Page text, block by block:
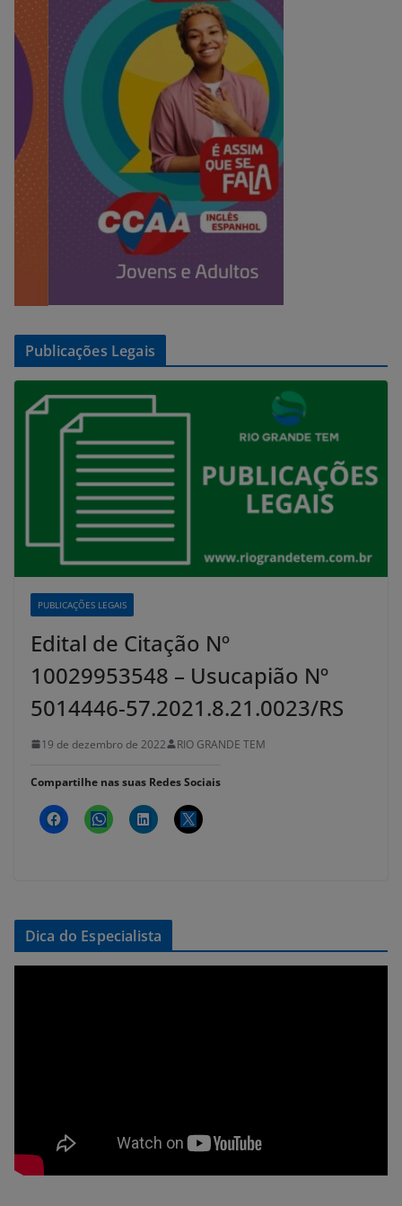
Publicações Legais
PUBLICAÇÕES LEGAIS
Edital de Citação Nº
10029953548 – Usucapião Nº
5014446-57.2021.8.21.0023/RS
19 de dezembro de 2022 RIO GRANDE TEM
Compartilhe nas suas Redes Sociais
Dica do Especialista